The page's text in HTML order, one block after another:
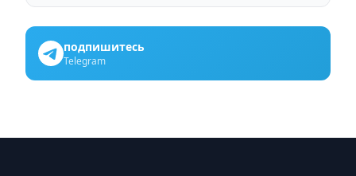
подпишитесь
Telegram